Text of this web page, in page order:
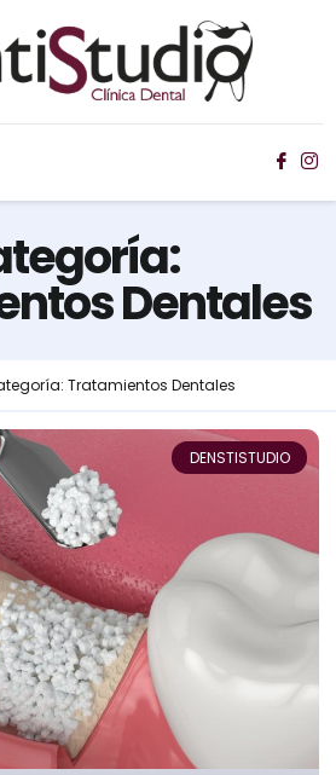
Dentales
Tratamientos Dentales
DENSTISTUDIO